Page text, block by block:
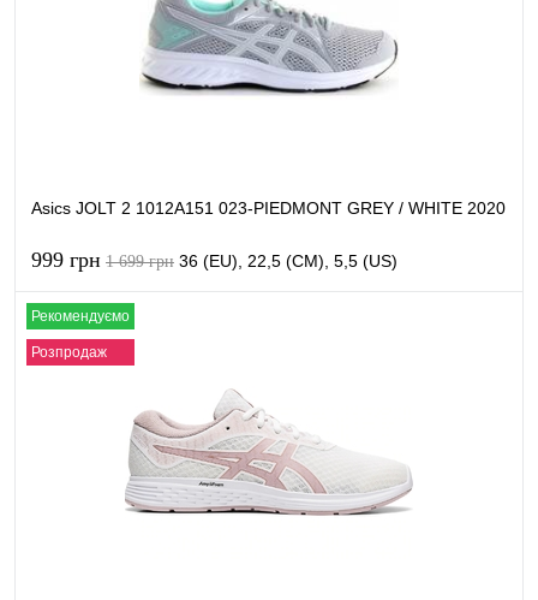
В наявності
Asics JOLT 2 1012A151 023-PIEDMONT GREY / WHITE 2020
999 грн 1 699 грн 36 (EU), 22,5 (CM), 5,5 (US)
Рекомендуємо
Розпродаж